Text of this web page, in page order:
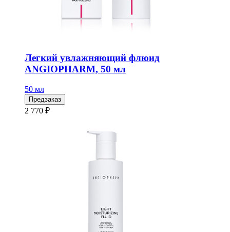
Легкий увлажняющий флюид
ANGIOPHARM, 50 мл
50 мл
Предзаказ
2 770 ₽